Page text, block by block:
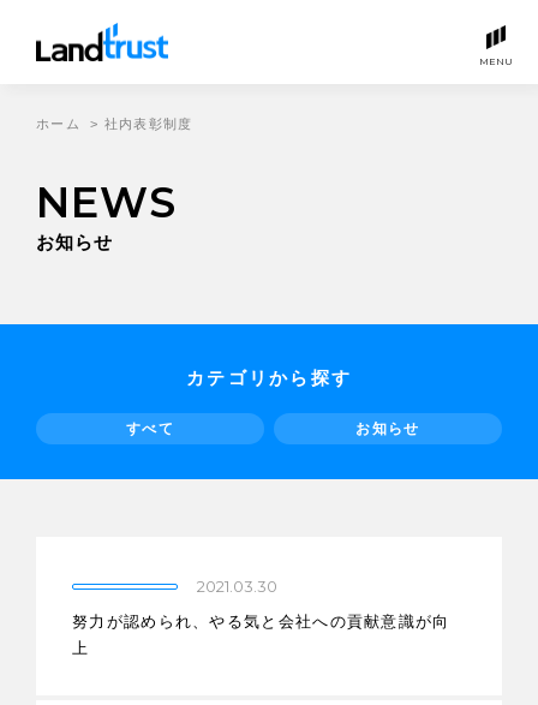
MENU
NEWS
お知らせ
ホーム > 社内表彰制度
カテゴリから探す
すべて お知らせ
2021.03.30
努力が認められ、やる気と会社への貢献意識が向
上